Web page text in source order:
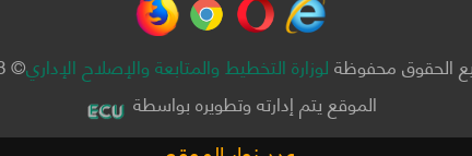
الحقوق محفوظةلوزارة التخطيط والمتابعة والإصلاح الإداري© 2018
الموقع يتم إدارته وتطويره بواسطة